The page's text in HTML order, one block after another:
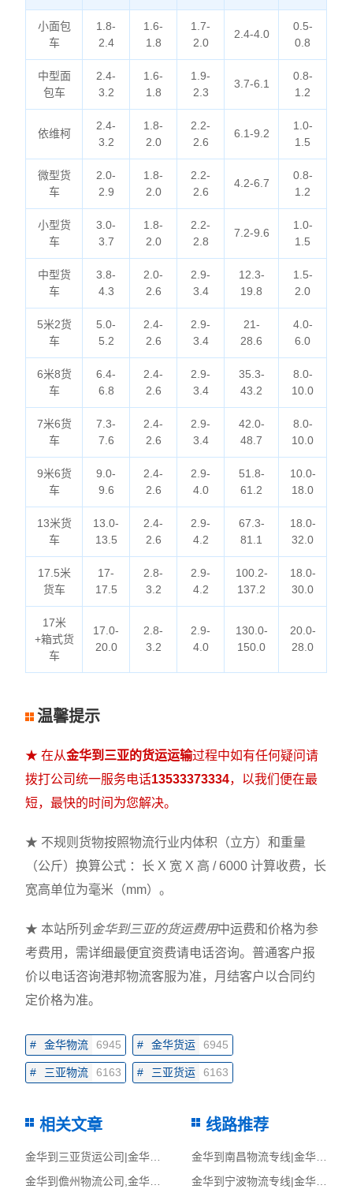
小面包
车
1.8-
2.4
1.6-
1.8
1.7-
2.0
2.4-4.0
0.5-
0.8
中型面
包车
2.4-
3.2
1.6-
1.8
1.9-
2.3
3.7-6.1
0.8-
1.2
依维柯
2.4-
3.2
1.8-
2.0
2.2-
2.6
6.1-9.2
1.0-
1.5
微型货
车
2.0-
2.9
1.8-
2.0
2.2-
2.6
4.2-6.7
0.8-
1.2
小型货
车
3.0-
3.7
1.8-
2.0
2.2-
2.8
7.2-9.6
1.0-
1.5
中型货
车
3.8-
4.3
2.0-
2.6
2.9-
3.4
12.3-
19.8
1.5-
2.0
5米2货
车
5.0-
5.2
2.4-
2.6
2.9-
3.4
21-
28.6
4.0-
6.0
6米8货
车
6.4-
6.8
2.4-
2.6
2.9-
3.4
35.3-
43.2
8.0-
10.0
7米6货
车
7.3-
7.6
2.4-
2.6
2.9-
3.4
42.0-
48.7
8.0-
10.0
9米6货
车
9.0-
9.6
2.4-
2.6
2.9-
4.0
51.8-
61.2
10.0-
18.0
13米货
车
13.0-
13.5
2.4-
2.6
2.9-
4.2
67.3-
81.1
18.0-
32.0
17.5米
货车
17-
17.5
2.8-
3.2
2.9-
4.2
100.2-
137.2
18.0-
30.0
17米
+箱式货
车
17.0-
20.0
2.8-
3.2
2.9-
4.0
130.0-
150.0
20.0-
28.0
温馨提示
★ 在从金华到三亚的货运运输过程中如有任何疑问请
拨打公司统一服务电话13533373334，以我们便在最
短，最快的时间为您解决。
★ 不规则货物按照物流行业内体积（立方）和重量
（公斤）换算公式 ：长 X 宽 X 高 / 6000 计算收费，长
宽高单位为毫米（mm）。
★ 本站所列 金华到三亚的货运费用中运费和价格为参
考费用，需详细最便宜资费请电话咨询。普通客户报
价以电话咨询港邦物流客服为准，月结客户以合同约
定价格为准。
# 金华物流 6945 # 金华货运 6945
# 三亚物流 6163 # 三亚货运 6163
相关文章
金华到三亚货运公司|金华到三亚货运专线
金华到儋州物流公司,金华物流到儋州,金华至儋州物流专线
线路推荐
金华到南昌物流专线|金华至南昌货运公司
金华到宁波物流专线|金华至宁波货运公司